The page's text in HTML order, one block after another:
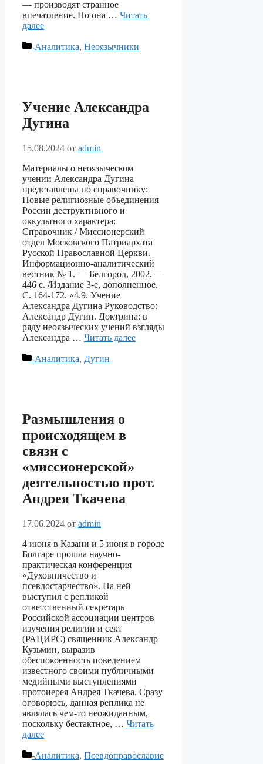
— производят странное
впечатление. Но она … Читать
далее
Рубрики
-Аналитика, Неоязычники
Учение Александра
Дугина
15.08.2024 от admin
Материалы о неоязыческом
учении Александра Дугина
представлены по справочнику:
Новые религиозные объединения
России деструктивного и
оккультного характера:
Справочник / Миссионерский
отдел Московского Патриархата
Русской Православной Церкви.
Информационно-аналитический
вестник № 1. — Белгород, 2002. —
446 с. /Издание 3-е, дополненное.
С. 164-172. «4.9. Учение
Александра Дугина Руководство:
Александр Дугин. Доктрина: в
ряду неоязыческих учений взгляды
Александра … Читать далее
Рубрики
-Аналитика, Дугин
Размышления о
происходящем в
связи с
«миссионерской»
деятельностью прот.
Андрея Ткачева
17.06.2024 от admin
4 июня в Казани и 5 июня в городе
Болгаре прошла научно-
практическая конференция
«Духовничество и
псевдостарчество». На ней
выступил с репликой
ответственный секретарь
Российской ассоциации центров
изучения религии и сект
(РАЦИРС) священник Александр
Кузьмин, выразив
обеспокоенность поведением
известного своими публичными
медийными выступлениями
протоиерея Андрея Ткачева. Сразу
оговорюсь, данная реплика не
являлась чем-то неожиданным,
поскольку бестактное, … Читать
далее
Рубрики
-Аналитика, Псевдоправославие